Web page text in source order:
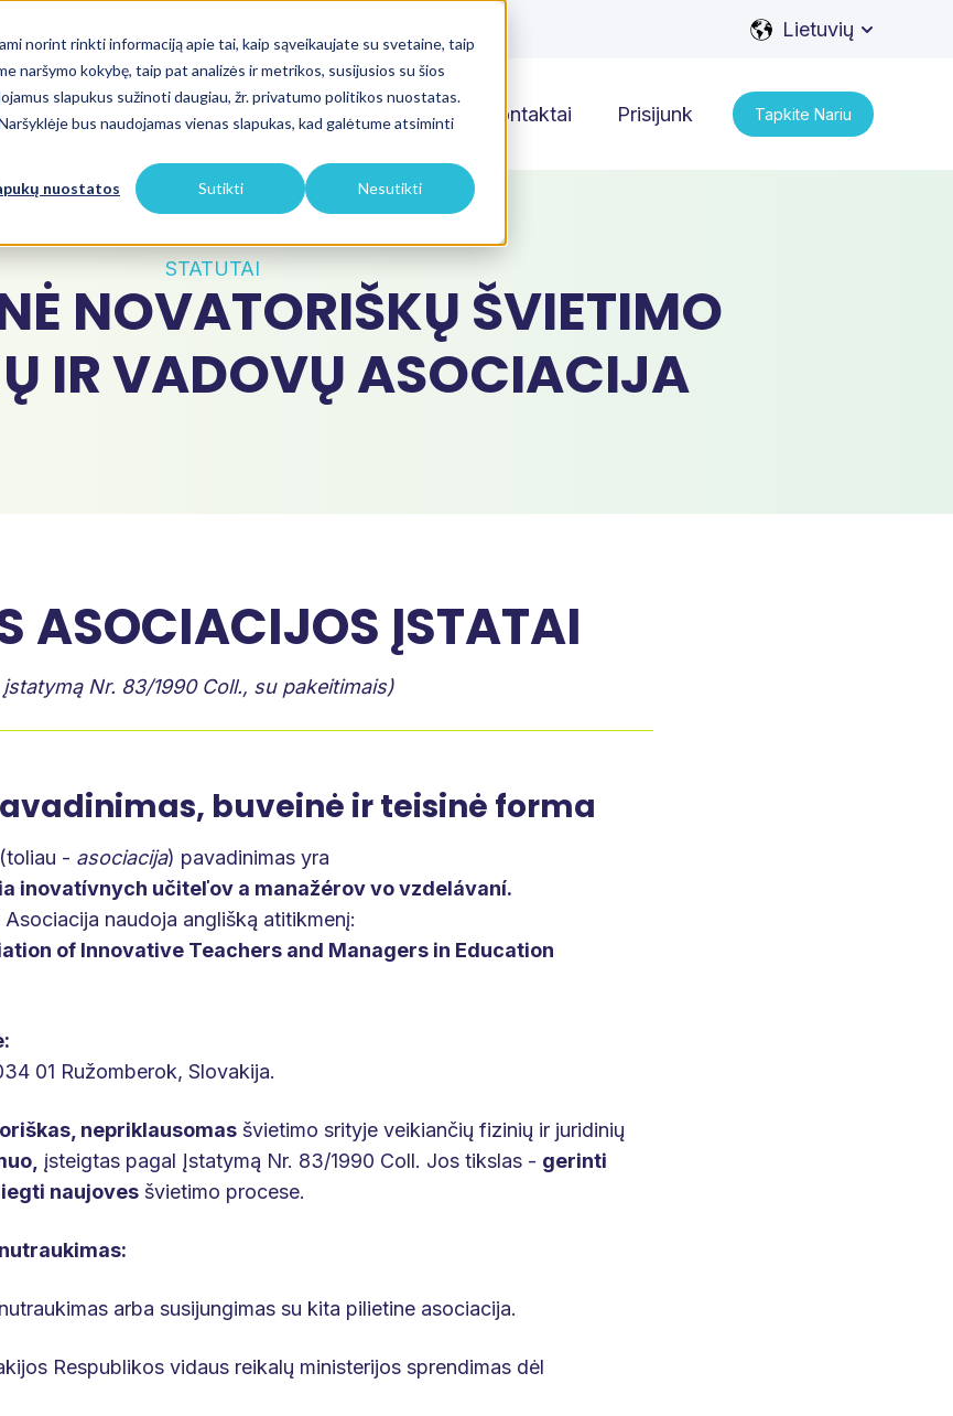
norint rinkti informaciją apie tai, kaip sąveikaujate su svetaine, taip
naršymo kokybę, taip pat analizės ir metrikos, susijusios su šios
slapukus sužinoti daugiau, žr. privatumo politikos nuostatas.
bus naudojamas vienas slapukas, kad galėtume atsiminti
nuostatos Sutikti Nesutikti
Lietuvių
Show
Projektai Apie mus Blogas Kontaktai Prisijunk Tapkite Nariu
STATUTAI
NOVATORIŠKŲ ŠVIETIMO
IR VADOVŲ ASOCIACIJA
ASOCIACIJOS ĮSTATAI
Nr. 83/1990 Coll., su pakeitimais)
buveinė ir teisinė forma
- asociacija) pavadinimas yra
inovatívnych učiteľov a manažérov vo vzdelávaní.
naudoja anglišką atitikmenį:
of Innovative Teachers and Managers in Education
01 Ružomberok, Slovakija.
nepriklausomasšvietimo srityje veikiančių fizinių ir juridinių
įsteigtas pagal Įstatymą Nr. 83/1990 Coll. Jos tikslas - gerinti
naujovesšvietimo procese.
arba susijungimas su kita pilietine asociacija.
Respublikos vidaus reikalų ministerijos sprendimas dėl